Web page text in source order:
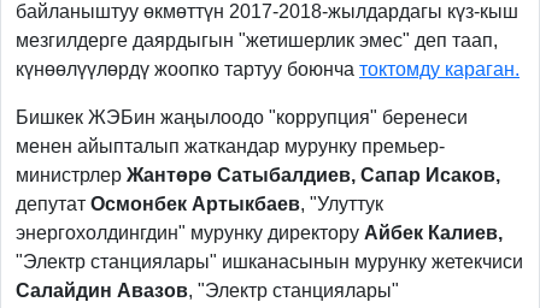
байланыштуу өкмөттүн 2017-2018-жылдардагы күз-кыш
мезгилдерге даярдыгын "жетишерлик эмес" деп таап,
күнөөлүүлөрдү жоопко тартуу боюнча токтомду караган.
Бишкек ЖЭБин жаңылоодо "коррупция" беренеси
менен айыпталып жаткандар мурунку премьер-
министрлер Жантөрө Сатыбалдиев, Сапар Исаков,
депутат Осмонбек Артыкбаев, "Улуттук
энергохолдингдин" мурунку директору Айбек Калиев,
"Электр станциялары" ишканасынын мурунку жетекчиси
Салайдин Авазов, "Электр станциялары"